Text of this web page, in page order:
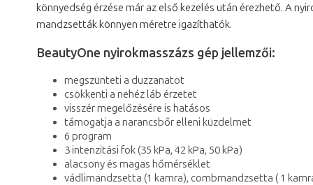
könnyedség érzése már az első kezelés után érezhető. A
mandzsetták könnyen méretre igazíthatók.
BeautyOne nyirokmasszázs gép jellemzői:
megszünteti a duzzanatot
csökkenti a nehéz láb érzetet
visszér megelőzésére is hatásos
támogatja a narancsbőr elleni küzdelmet
6 program
3 intenzitási fok (35 kPa, 42 kPa, 50 kPa)
alacsony és magas hőmérséklet
vádlimandzsetta (1 kamra), combmandzsetta ( 1